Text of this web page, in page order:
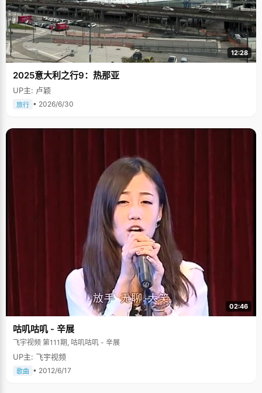
12:28
2025意大利之行9：热那亚
UP主: 卢颖
旅行 • 2026/6/30
02:46
咕叽咕叽 - 辛展
飞宇视频 第111期, 咕叽咕叽 - 辛展
UP主: 飞宇视频
歌曲 • 2012/6/17